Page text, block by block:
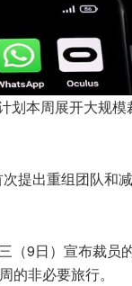
本周展开大规
提出重组团队和
（9日）宣布裁员
的非必要旅行。